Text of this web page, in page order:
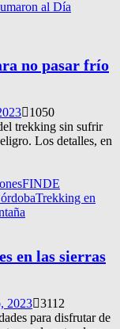
al Día
no pasar frío
1050
trekking sin sufrir
Los detalles, en
FINDE
Trekking en
en las sierras
2023 3112
para disfrutar de